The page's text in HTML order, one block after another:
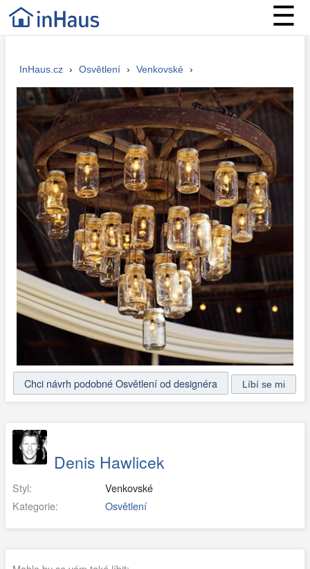
☰
InHaus.cz › Osvětlení › Venkovské ›
Chci návrh podobné Osvětlení od designéra
Denis Hawlicek
Styl:
Venkovské
Kategorie:
Osvětlení